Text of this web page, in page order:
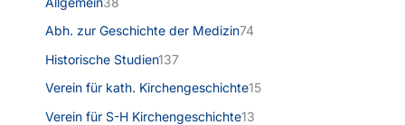
Abh. zur Geschichte der Medizin74
Historische Studien137
Verein für kath. Kirchengeschichte15
Verein für S-H Kirchengeschichte13